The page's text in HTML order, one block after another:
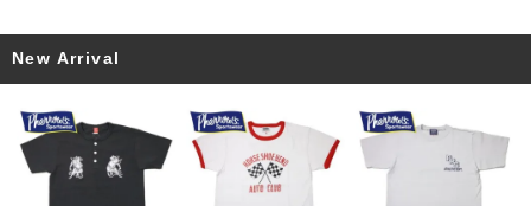
New Arrival